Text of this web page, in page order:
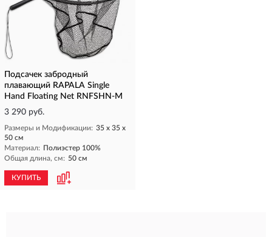
Подсачек забродный
плавающий RAPALA Single
Hand Floating Net RNFSHN-M
3 290 руб.
Размеры и Модификации: 35 х 35 х
50 см
Материал: Полиэстер 100%
Общая длина, см: 50 см
КУПИТЬ